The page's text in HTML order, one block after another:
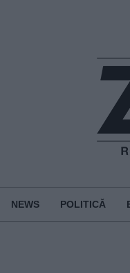
NEWS POLITICĂ